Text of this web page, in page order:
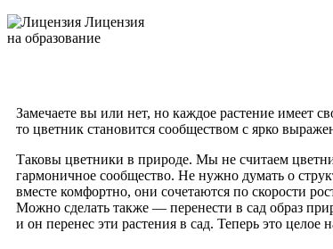
Лицензия
на образование
Замечаете вы или нет, но каждое растение имеет
то цветник становится сообществом с ярко
Таковы цветники в природе. Мы не считаем
гармоничное сообщество. Не нужно думать о
вместе комфортно, они сочетаются по скорости
Можно сделать также — перенести в сад образ
и он перенес эти растения в сад. Теперь это